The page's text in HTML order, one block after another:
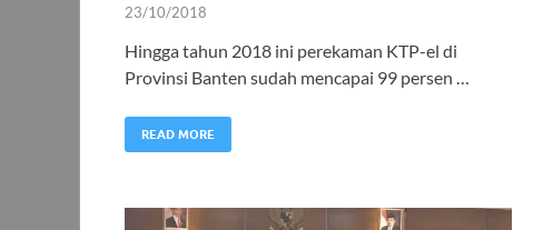
23/10/2018
Hingga tahun 2018 ini perekaman KTP-el di
Provinsi Banten sudah mencapai 99 persen …
READ MORE